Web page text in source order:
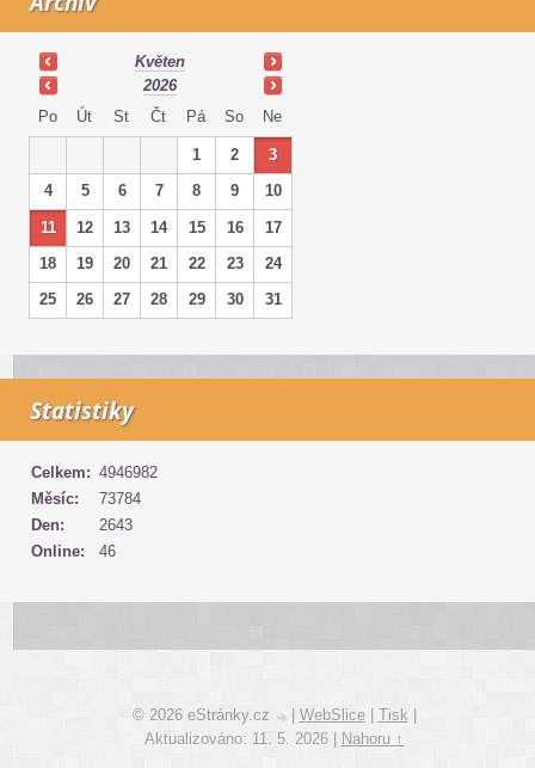
Květen
2026
Po
Út St Čt Pá So Ne
1 2
3
4
5 6 7 8 9 10
11 12 13 14 15 16
17
18
19 20 21 22 23
24
25
26 27 28 29 30 31
Statistiky
Online: 46
Celkem: 4946982
Měsíc:
73784
Den:
2643
© 2026 eStránky.cz WebSlice Tisk
Aktualizováno: 11. 5. 2026
Nahoru ↑